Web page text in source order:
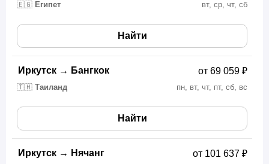
🇪🇬 Египет вт, ср, чт, сб
Найти
Иркутск → Бангкок
🇹🇭 Таиланд пн, вт, чт, пт, сб, вс
от 69 059 ₽
Найти
Иркутск → Нячанг от 101 637 ₽